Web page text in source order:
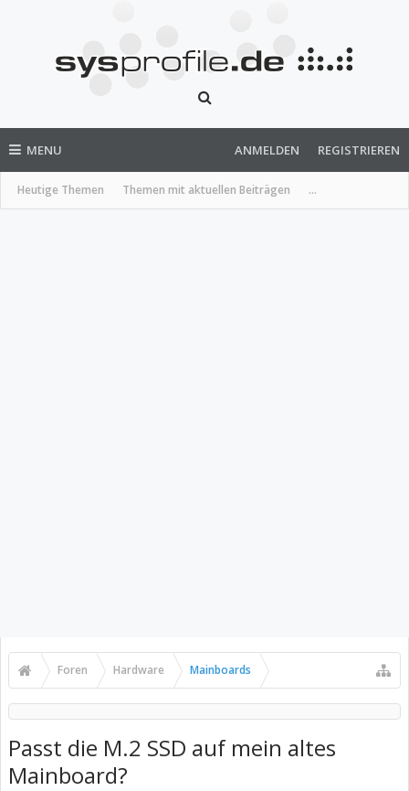
MENU
Heutige Themen Themen mit aktuellen Beiträgen ...
ANMELDEN REGISTRIEREN
Foren Hardware Mainboards
Passt die M.2 SSD auf mein altes
Mainboard?